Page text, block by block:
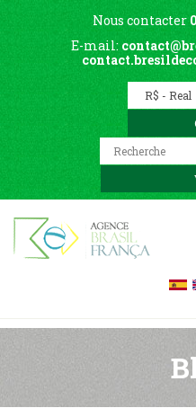
Nous contacter
E-mail: